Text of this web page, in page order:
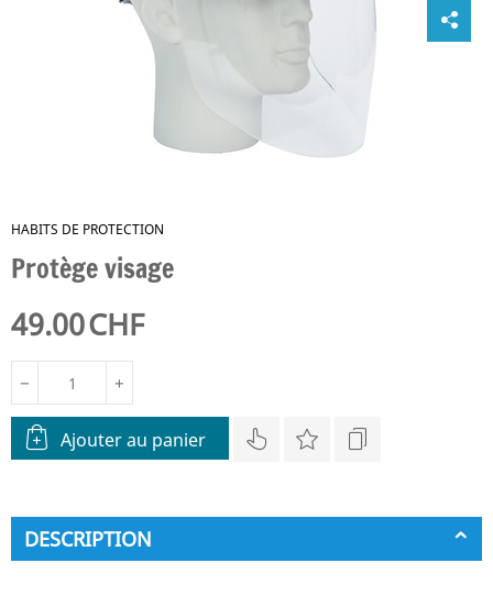
HABITS DE PROTECTION
Protège visage
49.00CHF
+
−
Ajouter au panier
DESCRIPTION